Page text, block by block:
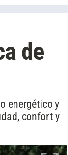
de
energético y
confort y